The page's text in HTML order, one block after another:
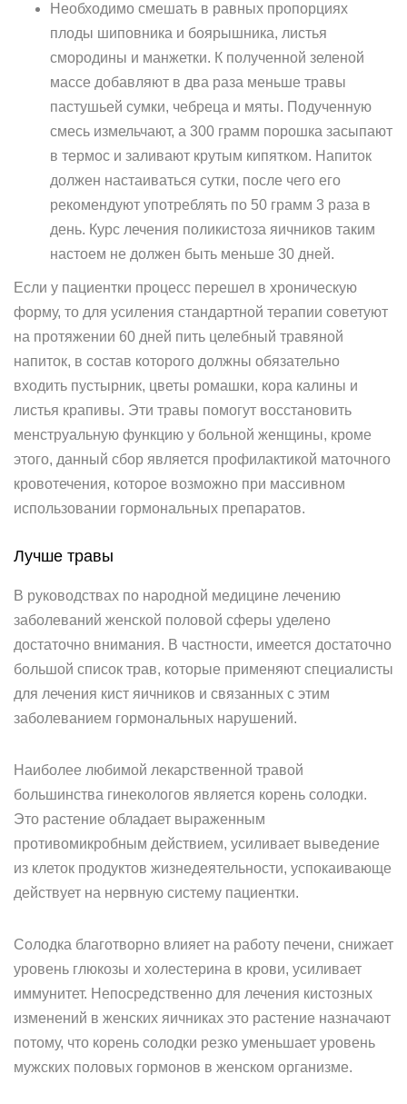
Необходимо смешать в равных пропорциях
плоды шиповника и боярышника, листья
смородины и манжетки. К полученной зеленой
массе добавляют в два раза меньше травы
пастушьей сумки, чебреца и мяты. Подученную
смесь измельчают, а 300 грамм порошка засыпают
в термос и заливают крутым кипятком. Напиток
должен настаиваться сутки, после чего его
рекомендуют употреблять по 50 грамм 3 раза в
день. Курс лечения поликистоза яичников таким
настоем не должен быть меньше 30 дней.
Если у пациентки процесс перешел в хроническую
форму, то для усиления стандартной терапии советуют
на протяжении 60 дней пить целебный травяной
напиток, в состав которого должны обязательно
входить пустырник, цветы ромашки, кора калины и
листья крапивы. Эти травы помогут восстановить
менструальную функцию у больной женщины, кроме
этого, данный сбор является профилактикой маточного
кровотечения, которое возможно при массивном
использовании гормональных препаратов.
Лучше травы
В руководствах по народной медицине лечению
заболеваний женской половой сферы уделено
достаточно внимания. В частности, имеется достаточно
большой список трав, которые применяют специалисты
для лечения кист яичников и связанных с этим
заболеванием гормональных нарушений.
Наиболее любимой лекарственной травой
большинства гинекологов является корень солодки.
Это растение обладает выраженным
противомикробным действием, усиливает выведение
из клеток продуктов жизнедеятельности, успокаивающе
действует на нервную систему пациентки.
Солодка благотворно влияет на работу печени, снижает
уровень глюкозы и холестерина в крови, усиливает
иммунитет. Непосредственно для лечения кистозных
изменений в женских яичниках это растение назначают
потому, что корень солодки резко уменьшает уровень
мужских половых гормонов в женском организме.